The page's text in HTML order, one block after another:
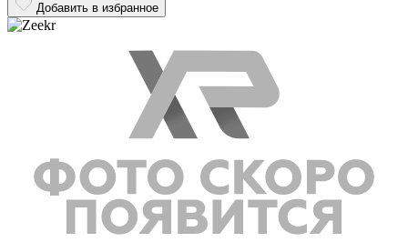
Добавить в избранное